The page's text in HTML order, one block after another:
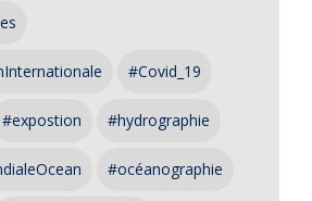
#Covid_19
#expostion #hydrographie
#océanographie